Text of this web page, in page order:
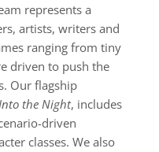
represents a
artists, writers and
ranging from tiny
driven to push the
Our flagship
the Night, includes
driven
classes. We also